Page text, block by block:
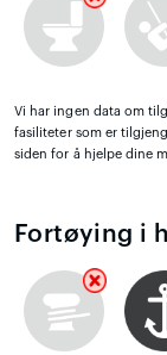
Vi har ingen data om
fasiliteter som er
siden for å hjelpe dine
Fortøying i